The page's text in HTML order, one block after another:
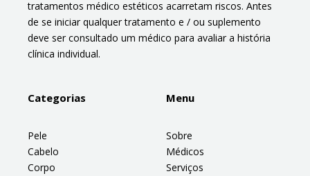
tratamentos médico estéticos acarretam riscos. Antes
de se iniciar qualquer tratamento e / ou suplemento
deve ser consultado um médico para avaliar a história
clínica individual.
Categorias
Pele
Cabelo
Corpo
Menu
Sobre
Médicos
Serviços